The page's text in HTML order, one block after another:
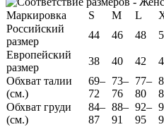
Маркировка S M L
Российский
размер
44 46 48
Европейский
размер
38 40 42
Обхват талии
(см.)
69–
72
73–
76
77–
80
Обхват груди
(см.)
84–
87
88–
91
92–
95